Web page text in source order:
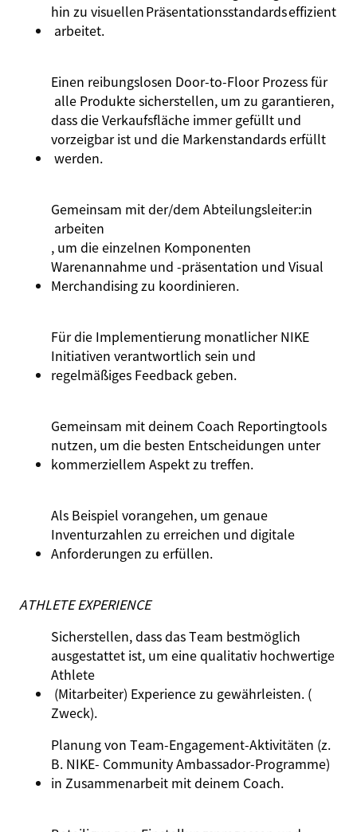
hin zu visuellenPräsentationsstandardseffizient
arbeitet.
Einen reibungslosen Door-to-Floor Prozessfür
alle Produktesicherstellen, um zu garantieren,
dassdieVerkaufsfläche immer gefüllt und
vorzeigbar ist und die Markenstandardserfüllt
werden.
Gemeinsam mit der/dem Abteilungsleiter:in
arbeiten
, um die einzelnen Komponenten
Warenannahme und -präsentation und Visual
Merchandising zu koordinieren.
Für die Implementierung monatlicher NIKE
Initiativen verantwortlich sein und
regelmäßiges Feedback geben.
Gemeinsam mitdeinem Coach Reportingtools
nutzen, um die besten Entscheidungen unter
kommerziellem Aspektzu treffen.
Als Beispiel vorangehen, um genaue
Inventurzahlen zu erreichen und digitale
Anforderungen zu erfüllen.
ATHLETE EXPERIENCE
Sicherstellen, dass das Team bestmöglich
ausgestattet ist, um eine qualitativ hochwertige
Athlete
(Mitarbeiter) Experience zu gewährleisten. (
Zweck).
Planung von Team‑Engagement‑Aktivitäten (z.
B. NIKE- Community Ambassador‑Programme)
in Zusammenarbeit mit deinem Coach.